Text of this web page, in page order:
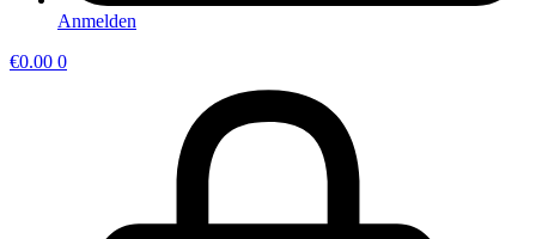
Anmelden
€0.00 0